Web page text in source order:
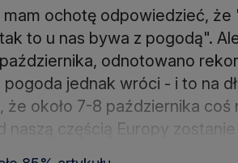
ochotę odpowiedzieć, że
to u nas bywa z pogodą".
odnotowano
jednak wróci - i to na
około 7-8 października
częścią Europy zostanie